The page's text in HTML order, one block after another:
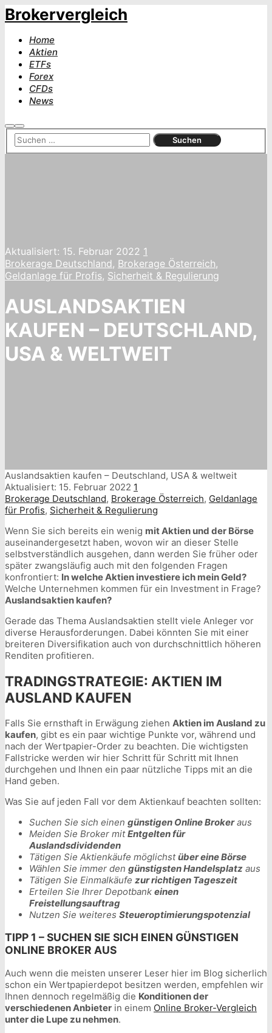
Brokervergleich
Home
Aktien
ETFs
Forex
CFDs
News
Suchen
Hauptmenü
Aktualisiert: 15. Februar 2022 1
Brokerage Deutschland, Brokerage Österreich,
Geldanlage für Profis, Sicherheit & Regulierung
AUSLANDSAKTIEN
KAUFEN – DEUTSCHLAND,
USA & WELTWEIT
Auslandsaktien kaufen – Deutschland, USA & weltweit
Aktualisiert: 15. Februar 2022 1
Brokerage Deutschland, Brokerage Österreich, Geldanlage
für Profis, Sicherheit & Regulierung
Wenn Sie sich bereits ein wenig mit Aktien und der Börse
auseinandergesetzt haben, wovon wir an dieser Stelle
selbstverständlich ausgehen, dann werden Sie früher oder
später zwangsläufig auch mit den folgenden Fragen
konfrontiert: In welche Aktien investiere ich mein Geld?
Welche Unternehmen kommen für ein Investment in Frage?
Auslandsaktien kaufen?
Gerade das Thema Auslandsaktien stellt viele Anleger vor
diverse Herausforderungen. Dabei könnten Sie mit einer
breiteren Diversifikation auch von durchschnittlich höheren
Renditen profitieren.
TRADINGSTRATEGIE: AKTIEN IM
AUSLAND KAUFEN
Falls Sie ernsthaft in Erwägung ziehen Aktien im Ausland zu
kaufen, gibt es ein paar wichtige Punkte vor, während und
nach der Wertpapier-Order zu beachten. Die wichtigsten
Fallstricke werden wir hier Schritt für Schritt mit Ihnen
durchgehen und Ihnen ein paar nützliche Tipps mit an die
Hand geben.
Was Sie auf jeden Fall vor dem Aktienkauf beachten sollten:
Suchen Sie sich einen günstigen Online Brokeraus
Meiden Sie Broker mitEntgelten für
Auslandsdividenden
Tätigen Sie Aktienkäufe möglichstüber eine Börse
Wählen Sie immer den günstigsten Handelsplatz aus
Tätigen Sie Einmalkäufe zur richtigen Tageszeit
Erteilen Sie Ihrer Depotbank einen
Freistellungsauftrag
Nutzen Sie weiteres Steueroptimierungspotenzial
TIPP 1 – SUCHEN SIE SICH EINEN GÜNSTIGEN
ONLINE BROKER AUS
Auch wenn die meisten unserer Leser hier im Blog sicherlich
schon ein Wertpapierdepot besitzen werden, empfehlen wir
Ihnen dennoch regelmäßig die Konditionen der
verschiedenen Anbieter in einem Online Broker-Vergleich
unter die Lupe zu nehmen.